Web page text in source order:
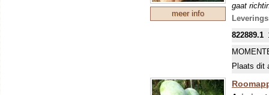
meer info
gaat
bevelen.
vruchten
822889.1
Plaats dit